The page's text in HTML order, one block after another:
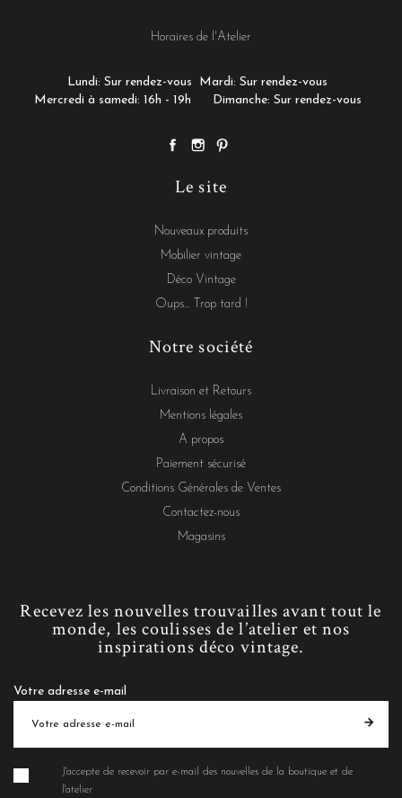
Horaires de l'Atelier
Lundi: Sur rendez-vous
Mardi: Sur rendez-vous
Mercredi à samedi: 16h - 19h
Dimanche: Sur rendez-vous
Le site
Nouveaux produits
Mobilier vintage
Déco Vintage
Oups... Trop tard !
Notre société
Livraison et Retours
Mentions légales
A propos
Paiement sécurisé
Conditions Générales de Ventes
Contactez-nous
Magasins
Recevez les nouvelles trouvailles avant tout le
monde, les coulisses de l’atelier et nos
inspirations déco vintage.
Votre adresse e-mail
J'accepte de recevoir par e-mail des nouvelles de la boutique et de
l'atelier